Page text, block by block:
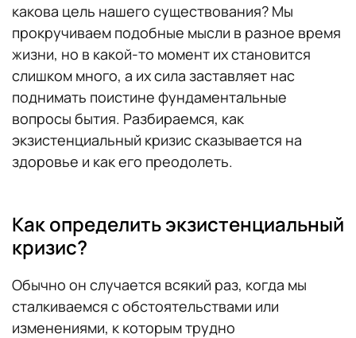
какова цель нашего существования? Мы
прокручиваем подобные мысли в разное время
жизни, но в какой-то момент их становится
слишком много, а их сила заставляет нас
поднимать поистине фундаментальные
вопросы бытия. Разбираемся, как
экзистенциальный кризис сказывается на
здоровье и как его преодолеть.
Как определить экзистенциальный
кризис?
Обычно он случается всякий раз, когда мы
сталкиваемся с обстоятельствами или
изменениями, к которым трудно